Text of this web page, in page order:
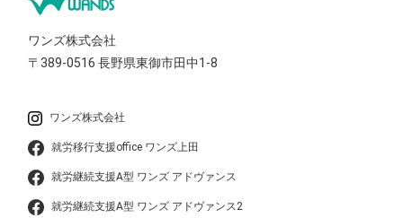
ワンズ株式会社
〒389-0516長野県東御市田中1-8
ワンズ株式会社
就労移行支援office ワンズ上田
就労継続支援A型 ワンズ アドヴァンス
就労継続支援A型 ワンズ アドヴァンス2